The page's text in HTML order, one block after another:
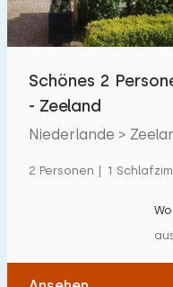
Schönes 2
- Zeeland
Niederlande >
2 Personen | 1